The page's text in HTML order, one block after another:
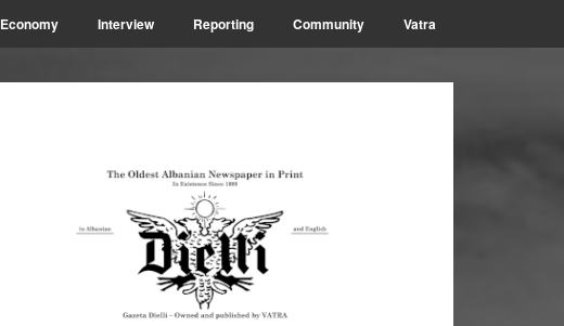
Economy Interview Reporting Community Vatra